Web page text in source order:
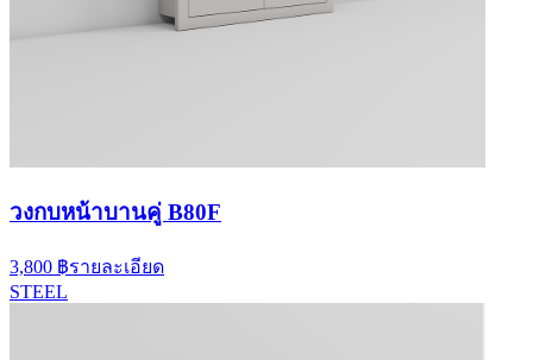
วงกบหน้าบานคู่ B80F
3,800 ฿รายละเอียด
STEEL